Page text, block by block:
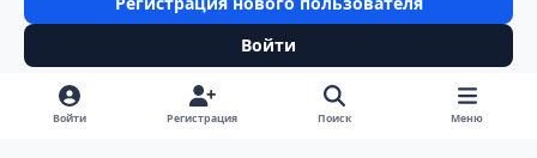
Войти
Войти Регистрация Поиск Меню